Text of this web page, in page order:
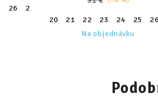
26 27
20 21 22 23 24 25 26
Na objednávku